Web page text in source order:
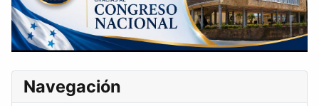
Navegación